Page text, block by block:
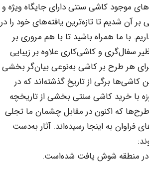
موجود کاشی سنتی دارای جایگاه ویژه و
آن شدیم تا تازه‌ترین یافته‌های خود را در
با ما همراه باشید تا با هم مروری بر
سفال‌گری و کاشی‌کاری علاوه بر زیبایی
هر طرح بر کاشی به‌نوعی بیان‌گر بخشی
برگی از تاریخ گذشته‌اند که در
با خرید کاشی سنتی بخشی از تاریخچه
که اکنون در مقابل چشمان ما تجلی
به اینجا رسیده‌اند. آثار به‌دست